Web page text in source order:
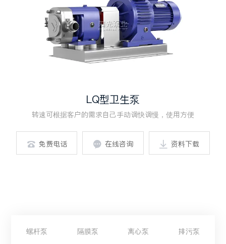
螺杆泵 隔膜泵 离心泵
排污泵
LQ型卫生泵
转速可根据客户的需求自己手动调快调慢，使用方便
 免费电话  在线咨询  资料下载